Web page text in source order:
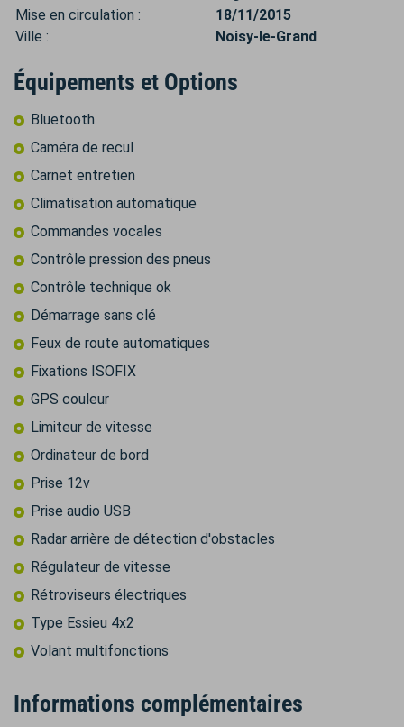
Mise en circulation :
18/11/2015
Ville :
Noisy-le-Grand
Équipements et Options
Bluetooth
Caméra de recul
Carnet entretien
Climatisation automatique
Commandes vocales
Contrôle pression des pneus
Contrôle technique ok
Démarrage sans clé
Feux de route automatiques
Fixations ISOFIX
GPS couleur
Limiteur de vitesse
Ordinateur de bord
Prise 12v
Prise audio USB
Radar arrière de détection d'obstacles
Régulateur de vitesse
Rétroviseurs électriques
Type Essieu 4x2
Volant multifonctions
Informations complémentaires